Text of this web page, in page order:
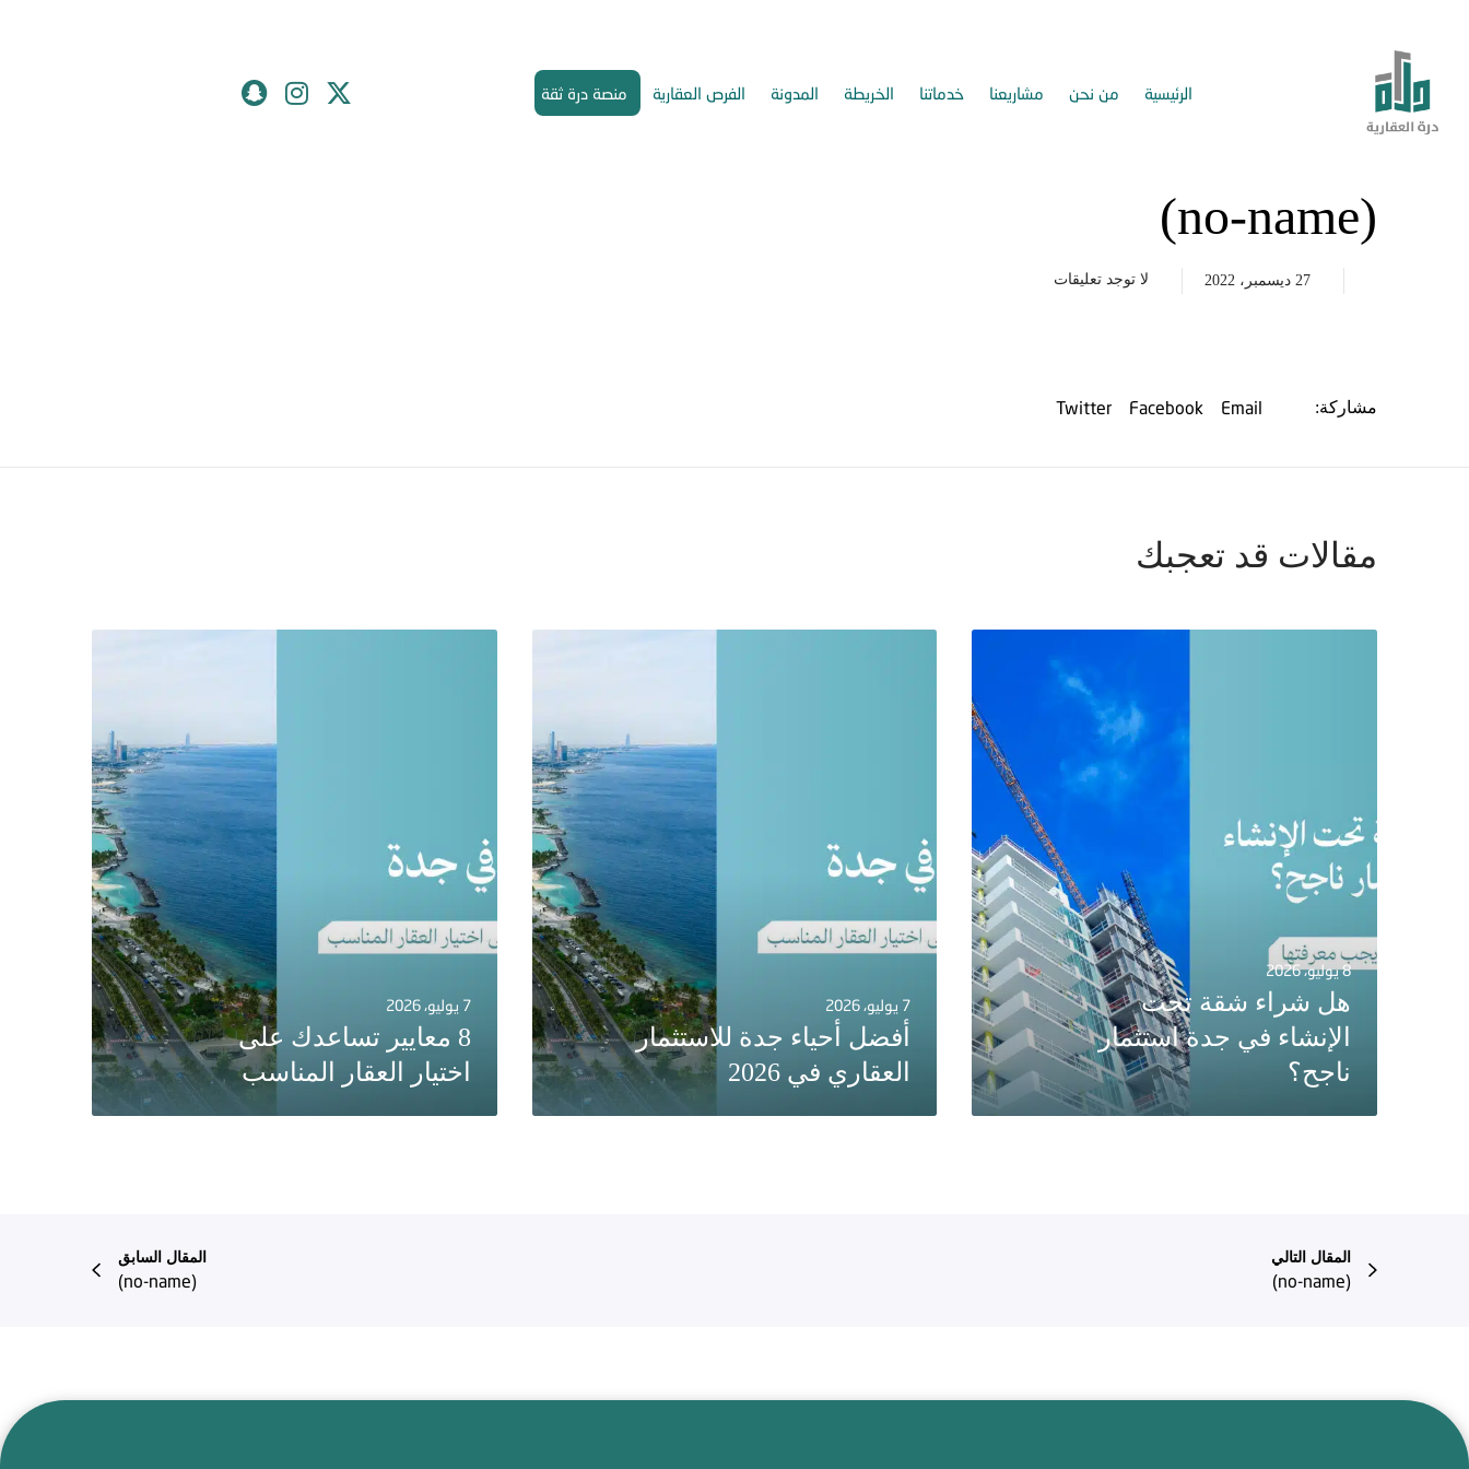
الرئيسية من نحن مشاريعنا خدماتنا الخريطة المدونة الفرص العقارية منصة درة ثقة
(no-name)
27 ديسمبر، 2022 لا توجد تعليقات
مشاركة: Email
Facebook
Twitter
مقالات قد تعجبك
8 يوليو، 2026
هل شراء شقة تحت
الإنشاء في جدة استثمار
ناجح؟
7 يوليو، 2026
أفضل أحياء جدة للاستثمار
العقاري في 2026
7 يوليو، 2026
8 معايير تساعدك على
اختيار العقار المناسب
المقال السابق
(no-name)
المقال التالي
(no-name)